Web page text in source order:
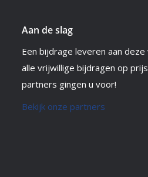
Aan de slag
Een bijdrage leveren aan
alle vrijwillige bijdragen op
partners gingen u voor!
Bekijk onze partners